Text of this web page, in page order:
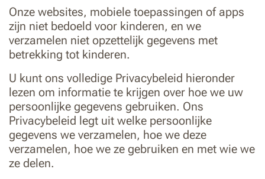
Onze websites, mobiele toepassingen of apps
zijn niet bedoeld voor kinderen, en we
verzamelen niet opzettelijk gegevens met
betrekking tot kinderen.
U kunt ons volledige Privacybeleid hieronder
lezen om informatie te krijgen over hoe we uw
persoonlijke gegevens gebruiken. Ons
Privacybeleid legt uit welke persoonlijke
gegevens we verzamelen, hoe we deze
verzamelen, hoe we ze gebruiken en met wie we
ze delen.